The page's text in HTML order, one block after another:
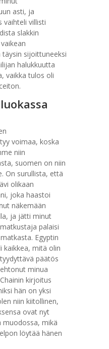
asti, ja
vaihteli villisti
slakkin
täysin sijoittuneeksi
halukkuutta
vaikka tulos oli
voimaa, koska
niin
suomen on niin
On surullista, että
olikaan
joka haastoi
näkemään
ja jätti minut
palaisi
Egyptin
kaikkea, mitä olin
päätös
minua
kirjoitus
hän on yksi
niin kiitollinen,
ovat nyt
muodossa, mikä
löytää hänen